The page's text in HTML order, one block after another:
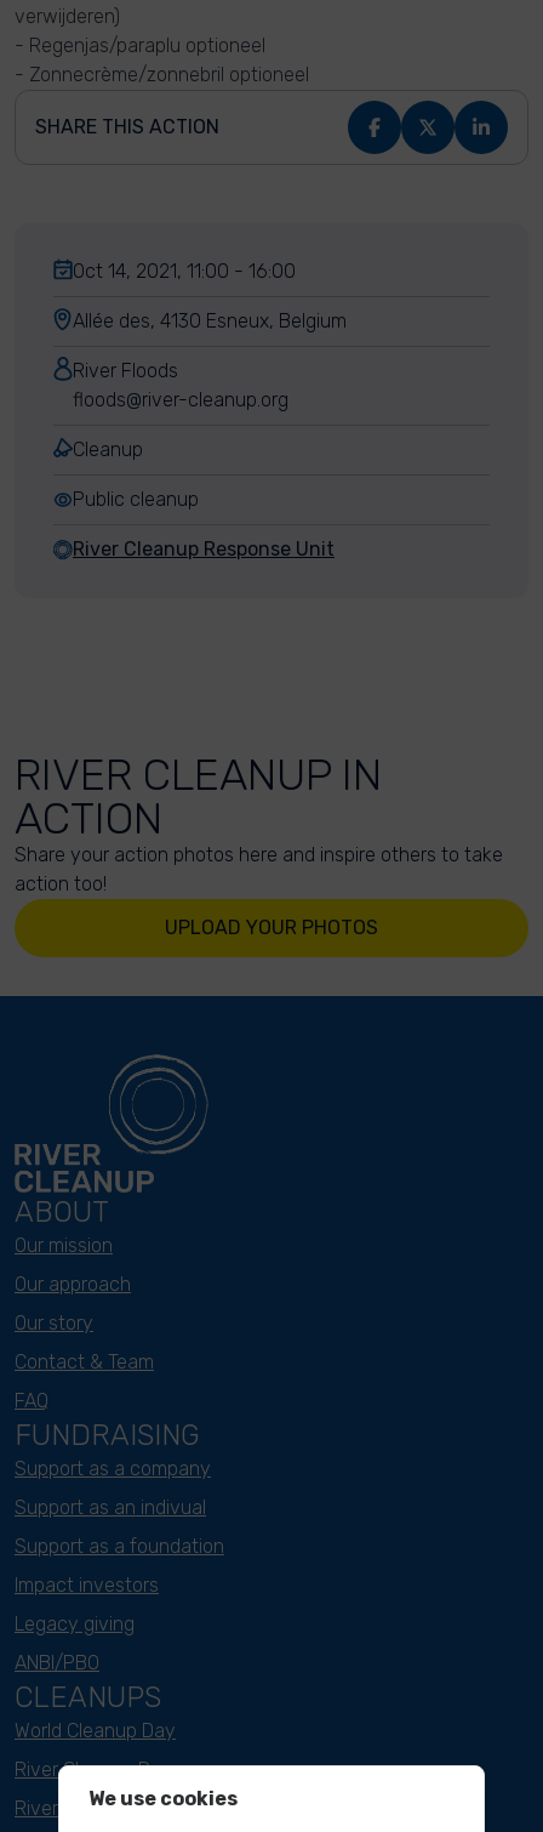
verwijderen)
- Regenjas/paraplu optioneel
- Zonnecrème/zonnebril optioneel
SHARE THIS ACTION
Oct 14, 2021, 11:00 - 16:00
Allée des, 4130 Esneux, Belgium
River Floods
floods@river-cleanup.org
Cleanup
Public cleanup
River Cleanup Response Unit
RIVER CLEANUP IN
ACTION
Share your action photos here and inspire others to take
action too!
UPLOAD YOUR PHOTOS
ABOUT
Our mission
Our approach
Our story
Contact & Team
FAQ
FUNDRAISING
Support as a company
Support as an indivual
Support as a foundation
Impact investors
Legacy giving
ANBI/PBO
CLEANUPS
World Cleanup Day
River Cleanup Days
River Cleanup Challenge
We use cookies